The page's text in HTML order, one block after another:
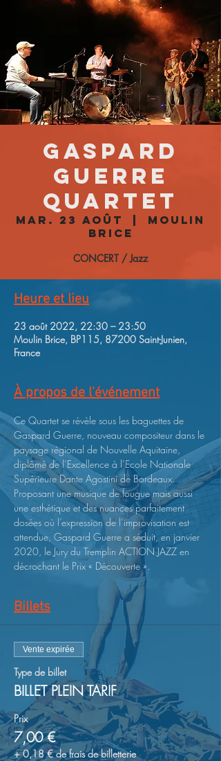
Gaspard
Guerre
Quartet
mar. 23 août
Moulin
Brice
CONCERT / Jazz
Heure et lieu
23 août 2022, 22:30 – 23:50
Moulin Brice, BP115, 87200 Saint-Junien,
France
À propos de l'événement
Ce Quartet se révèle sous les baguettes de
Gaspard Guerre, nouveau compositeur dans le
paysage régional de Nouvelle Aquitaine,
diplômé de l’Excellence à l’Ecole Nationale
Supérieure Dante Agostini de Bordeaux.
Proposant une musique de fougue mais aussi
une esthétique et des nuances parfaitement
dosées où l’expression de l’improvisation est
attendue, Gaspard Guerre a séduit, en janvier
2020, le Jury du Tremplin ACTION JAZZ en
décrochant le Prix « Découverte ».
Billets
Vente expirée
Type de billet
BILLET PLEIN TARIF
Prix
7,00 €
+ 0,18 € de frais de billetterie